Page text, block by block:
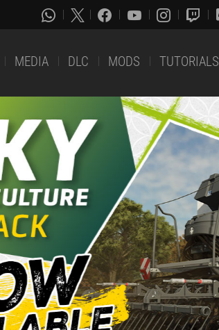
MEDIA DLC MODS TUTORIALS